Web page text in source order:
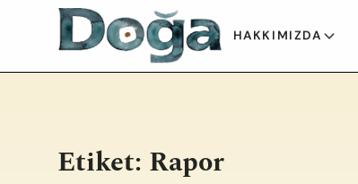
İçeriğe geç
HAKKIMIZDA
Etiket: Rapor